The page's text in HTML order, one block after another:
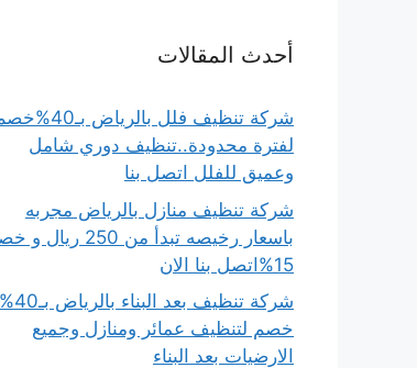
أحدث المقالات
شركة تنظيف فلل بالرياض
لفترة محدودة..تنظيف دوري شامل
وعميق للفلل اتصل بنا
شركة تنظيف منازل بالرياض مجربه
باسعار رخيصه تبدأ من 250
15%اتصل بنا الان
شركة تنظيف بعد البناء بالرياض بـ40%
خصم لتنظيف عمائر ومنازل وجميع
الارضيات بعد البناء